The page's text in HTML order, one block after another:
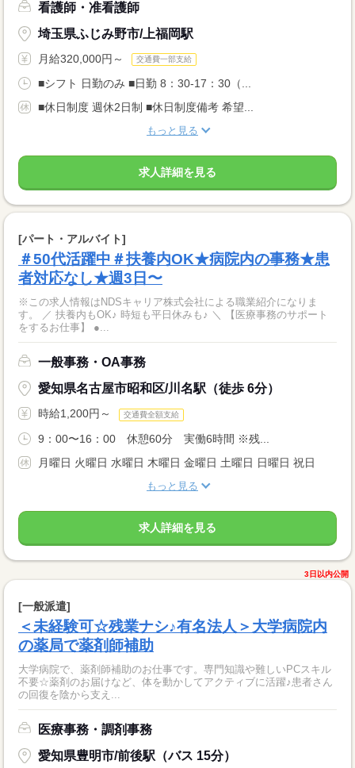
看護師・准看護師
埼玉県ふじみ野市/上福岡駅
月給320,000円～ 交通費一部支給
■シフト 日勤のみ ■日勤 8：30-17：30（...
■休日制度 週休2日制 ■休日制度備考 希望...
もっと見る
求人詳細を見る
[パート・アルバイト]
＃50代活躍中＃扶養内OK★病院内の事務★患
者対応なし★週3日〜
※この求人情報はNDSキャリア株式会社による職業紹介になりま
す。 ／ 扶養内もOK♪ 時短も平日休みも♪ ＼ 【医療事務のサポート
をするお仕事】 ●...
一般事務・OA事務
愛知県名古屋市昭和区/川名駅（徒歩 6分）
時給1,200円～ 交通費全額支給
9：00〜16：00 休憩60分 実働6時間 ※残...
月曜日 火曜日 水曜日 木曜日 金曜日 土曜日 日曜日 祝日
もっと見る
求人詳細を見る
3日以内公開
[一般派遣]
＜未経験可☆残業ナシ♪有名法人＞大学病院内
の薬局で薬剤師補助
大学病院で、薬剤師補助のお仕事です。専門知識や難しいPCスキル
不要☆薬剤のお届けなど、体を動かしてアクティブに活躍♪患者さん
の回復を陰から支え...
医療事務・調剤事務
愛知県豊明市/前後駅（バス 15分）